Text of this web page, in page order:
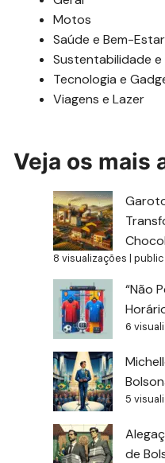
Motos
Saúde e Bem-Estar
Sustentabilidade
Tecnologia e
Viagens e Lazer
Veja os mais
8 visualizações |
“Não
6
5
de